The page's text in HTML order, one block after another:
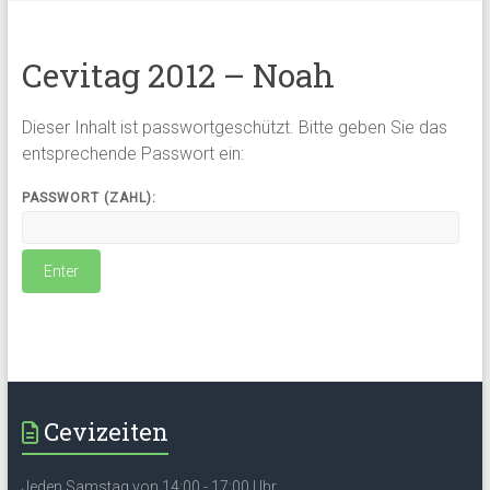
Cevitag 2012 – Noah
Dieser Inhalt ist passwortgeschützt. Bitte geben Sie das
entsprechende Passwort ein:
PASSWORT (ZAHL):
Cevizeiten